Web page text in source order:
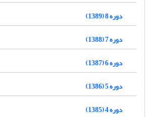
دوره 8 (1389)
دوره 7 (1388)
دوره 6 (1387)
دوره 5 (1386)
دوره 4 (1385)